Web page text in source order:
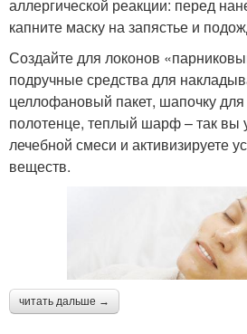
аллергической реакции: перед
капните маску на запястье и
Создайте для локонов
подручные средства для
целлофановый пакет, шапочку
полотенце, теплый шарф – так вы
лечебной смеси и активизируете
веществ.
читать дальше →